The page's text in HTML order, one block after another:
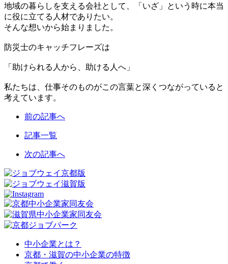
地域の暮らしを支える会社として、「いざ」という時に本当
に役に立てる人材でありたい。
そんな想いから始まりました。
防災士のキャッチフレーズは
「助けられる人から、助ける人へ」
私たちは、仕事そのものがこの言葉と深くつながっていると
考えています。
前の記事へ
記事一覧
次の記事へ
中小企業とは？
京都・滋賀の中小企業の特徴